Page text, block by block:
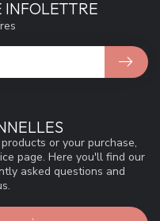
or your purchase,
page. Here you'll find our
asked questions and
INFOLETTRE